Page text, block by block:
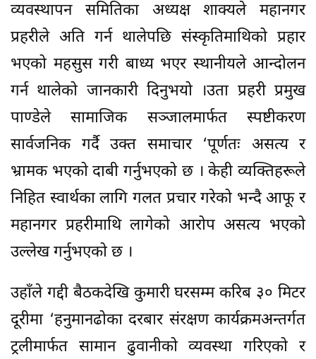
व्यवस्थापन समितिका अध्यक्ष शाक्यले महानगर
प्रहरीले अति गर्न थालेपछि संस्कृतिमाथिको प्रहार
भएको महसुस गरी बाध्य भएर स्थानीयले आन्दोलन
गर्न थालेको जानकारी दिनुभयो ।उता प्रहरी प्रमुख
पाण्डेले सामाजिक सञ्जालमार्फत स्पष्टीकरण
सार्वजनिक गर्दै उक्त समाचार ‘पूर्णतः असत्य र
भ्रामक भएको दाबी गर्नुभएको छ । केही व्यक्तिहरूले
निहित स्वार्थका लागि गलत प्रचार गरेको भन्दै आफू र
महानगर प्रहरीमाथि लागेको आरोप असत्य भएको
उल्लेख गर्नुभएको छ ।
उहाँले गद्दी बैठकदेखि कुमारी घरसम्म करिब ३० मिटर
दूरीमा ‘हनुमानढोका दरबार संरक्षण कार्यक्रमअन्तर्गत
ट्रलीमार्फत सामान ढुवानीको व्यवस्था गरिएको र